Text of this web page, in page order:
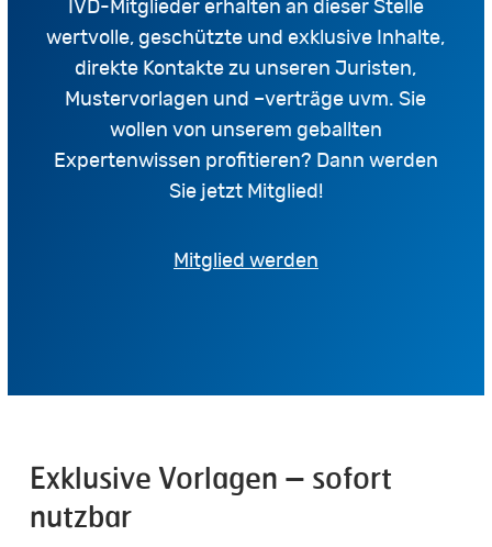
IVD-Mitglieder erhalten an dieser Stelle
wertvolle, geschützte und exklusive Inhalte,
direkte Kontakte zu unseren Juristen,
Mustervorlagen und –verträge uvm. Sie
wollen von unserem geballten
Expertenwissen profitieren? Dann werden
Sie jetzt Mitglied!
Mitglied werden
Exklusive Vorlagen – sofort
nutzbar